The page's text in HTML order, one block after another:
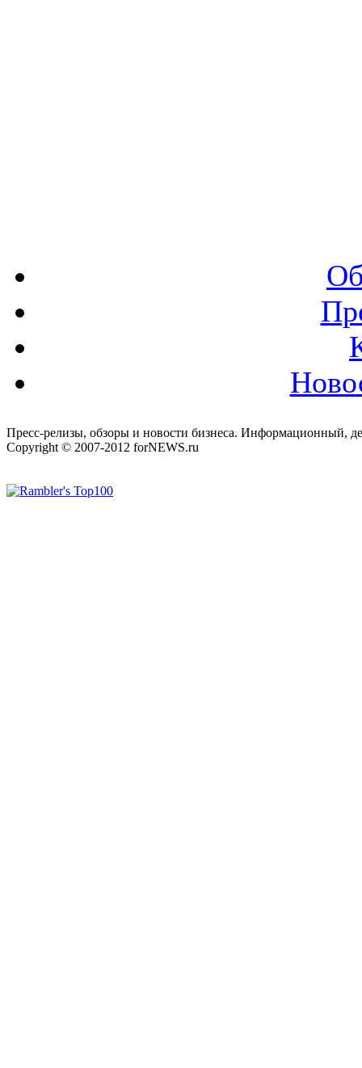
Пресс-релизы, обзоры и новости бизнеса. Информационный,
Copyright © 2007-2012 forNEWS.ru